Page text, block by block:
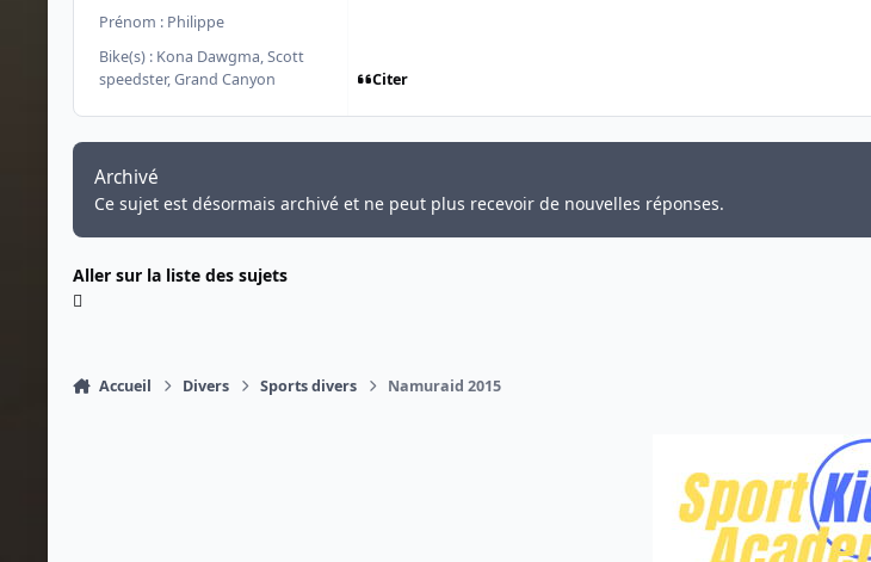
Prénom : Philippe
Bike(s) : Kona Dawgma, Scott
speedster, Grand Canyon
Citer
Archivé
Ce sujet est désormais archivé et ne peut plus recevoir de nouvelles réponses.
Aller sur la liste des sujets
Accueil Divers Sports divers Namuraid 2015